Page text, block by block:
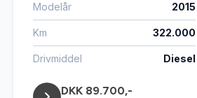
Modelår 2015
Km 322.000
Drivmiddel Diesel
DKK 89.700,-